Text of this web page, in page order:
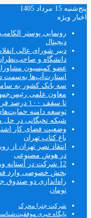
پنج‌شنبه 15 مرداد 1405
اخبار ویژه
دیجیتال
دبیر شورای عالی
دانشگاه و
عضو کمیسیون
استارت‌آپ‌ها به‌سمت
سه بانک کشور به
معاون علمی
تا سقف ۱۰۰ درصد فروش دانش‌بنیان‌ها
توسعه دامنه
شبکه نخبگانی در حل
وضعیت فضای کار
باغ کتاب تهران
انتقاد نصر تهران
در هوش مصنوعی
12 شرکت در آستانه
بخش خصوصی وارد
راه‌اندازی دو صندوق
تومان
شرکت چترا محرک
پایگاه خبری